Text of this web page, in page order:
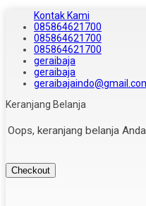
Kontak Kami
085864621700
085864621700
085864621700
geraibaja
geraibaja
Keranjang Belanja
Oops, keranjang belanja
Checkout